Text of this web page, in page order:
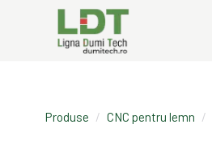
Produse / CNC pentru lemn /